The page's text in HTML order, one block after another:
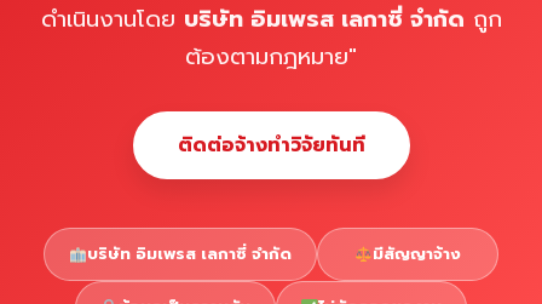
ดำเนินงานโดย บริษัท อิมเพรส เลกาซี่ จำกัด ถูก
ต้องตามกฎหมาย"
ติดต่อจ้างทำวิจัยทันที
บริษัท อิมเพรส เลกาซี่ จำกัด มีสัญญาจ้าง